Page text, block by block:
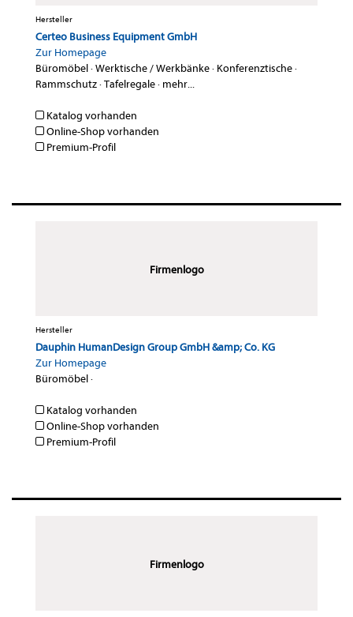
Hersteller
Certeo Business Equipment GmbH
Zur Homepage
Büromöbel·Werktische / Werkbänke· Konferenztische·
Rammschutz·Tafelregale· mehr...
Katalog vorhanden
Online-Shop vorhanden
Premium-Profil
Firmenlogo
Hersteller
Dauphin HumanDesign Group GmbH &amp; Co. KG
Zur Homepage
Büromöbel·
Katalog vorhanden
Online-Shop vorhanden
Premium-Profil
Firmenlogo